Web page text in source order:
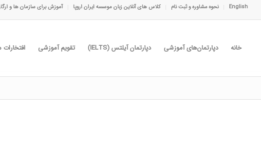
English نحوه مشاوره و ثبت نام کلاس های آنلاین زبان موسسه ایران اروپا آموزش برای سازمان ها و
خانه دپارتمان‌های آموزشی دپارتمان آیلتس (IELTS) تقویم آموزشی